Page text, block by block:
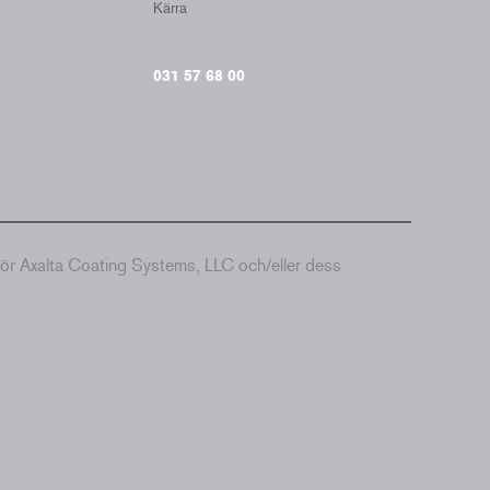
Kärra
031 57 68 00
Axalta Coating Systems, LLC och/eller dess